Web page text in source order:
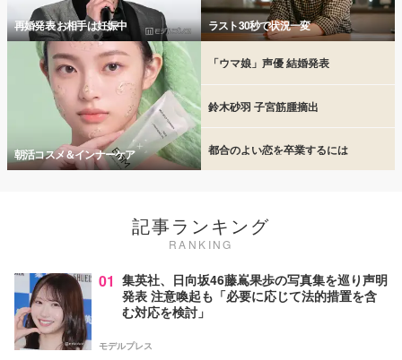
再婚発表 お相手は妊娠中 ラスト30秒で状況一変
朝活コスメ＆インナーケア
「ウマ娘」声優 結婚発表
鈴木砂羽 子宮筋腫摘出
都合のよい恋を卒業するには
記事ランキング
RANKING
01 集英社、日向坂46藤嶌果歩の写真集を巡り声明
発表 注意喚起も「必要に応じて法的措置を含
む対応を検討」
モデルプレス